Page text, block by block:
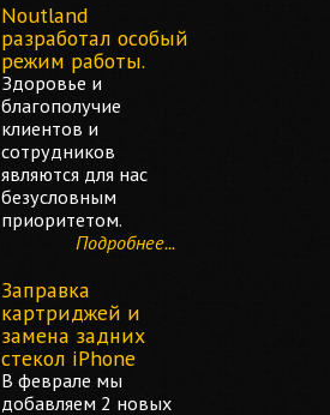
Noutland
разработал особый
режим работы.
Здоровье и
благополучие
клиентов и
сотрудников
являются для нас
безусловным
приоритетом.
Подробнее...
Заправка
картриджей и
замена задних
стекол iPhone
В феврале мы
добавляем 2 новых